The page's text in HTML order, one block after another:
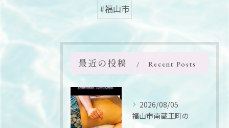
#福山市
最近の投稿 Recent Posts
2026/08/05
福山市南蔵王町の